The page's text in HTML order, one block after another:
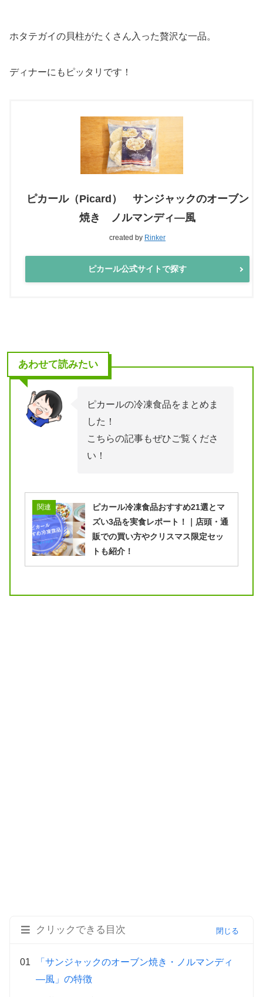
ホタテガイの貝柱がたくさん入った贅沢な一品。
ディナーにもピッタリです！
ピカール（Picard） サンジャックのオーブン
焼き ノルマンディ―風
created by Rinker
ピカール公式サイトで探す
あわせて読みたい
ピカールの冷凍食品をまとめま
した！
こちらの記事もぜひご覧くださ
い！
関連
ピカール冷凍食品おすすめ21選とマ
ズい3品を実食レポート！｜店頭・通
販での買い方やクリスマス限定セッ
トも紹介！
クリックできる目次
「サンジャックのオーブン焼き・ノルマンディ
―風」の特徴